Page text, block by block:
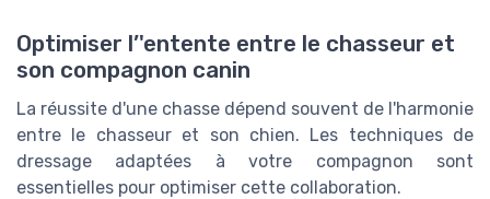
Optimiser l’'entente entre le chasseur et
son compagnon canin
La réussite d'une chasse dépend souvent de l'harmonie
entre le chasseur et son chien. Les techniques de
dressage adaptées à votre compagnon sont
essentielles pour optimiser cette collaboration.